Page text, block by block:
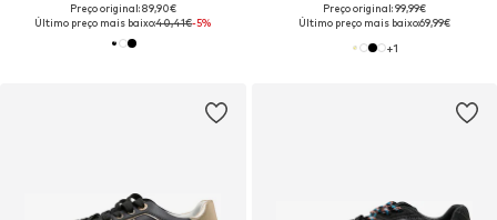
Preço original: 89,90€
Último preço mais baixo:40,41€-5%
Preço original: 99,99€
Último preço mais baixo:69,99€
+1